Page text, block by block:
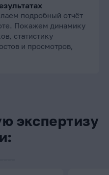
подробный отчёт
Покажем динамику
статистику
и просмотров,
экспертизу